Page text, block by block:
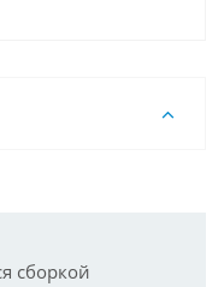
сборкой